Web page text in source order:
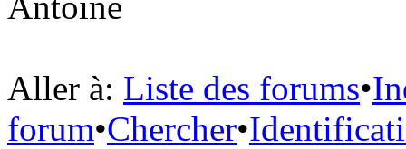
Aller à: Liste des forums•
forum•Chercher•